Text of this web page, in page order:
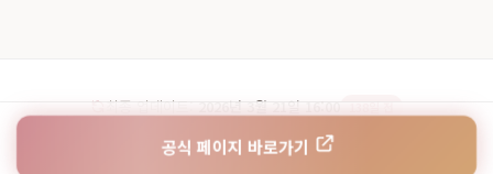
최종 업데이트: 2026년 3월 21일 16:00
© 2026 웨딩페어. 천안 아일랜드유웨딩홀 웨딩박람회 정보
공식 페이지 바로가기